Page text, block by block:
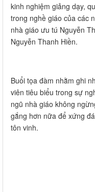
kinh nghiệm giảng dạy,
trong nghề giáo của các
nhà giáo ưu tú Nguyễn
Nguyễn Thanh Hiền.
Buổi tọa đàm nhằm ghi
viên tiêu biểu trong sự
ngũ nhà giáo không
gắng hơn nữa để xứng
tôn vinh.